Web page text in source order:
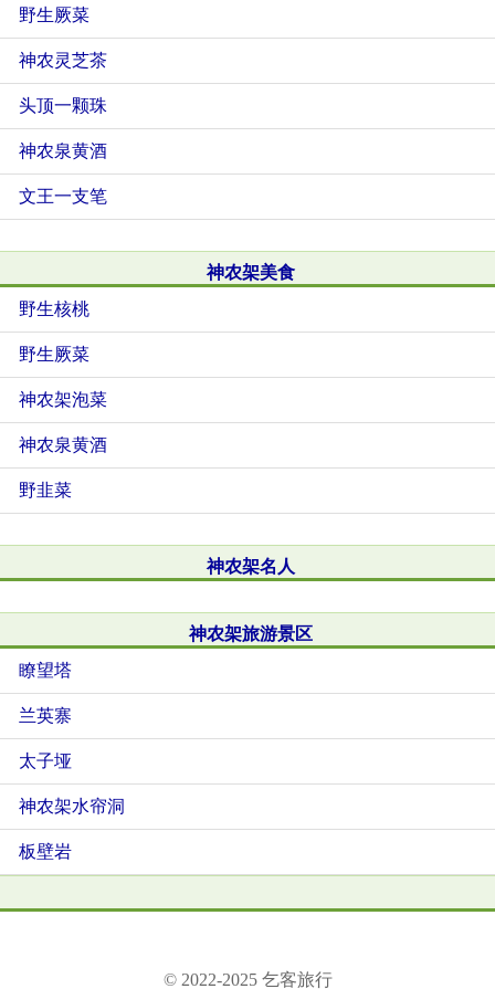
野生厥菜
神农灵芝茶
头顶一颗珠
神农泉黄酒
文王一支笔
神农架美食
野生核桃
野生厥菜
神农架泡菜
神农泉黄酒
野韭菜
神农架名人
神农架旅游景区
瞭望塔
兰英寨
太子垭
神农架水帘洞
板壁岩
© 2022-2025 乞客旅行